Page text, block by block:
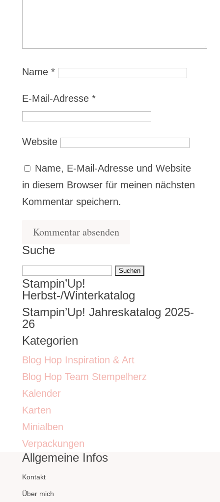
Name *
E-Mail-Adresse *
Website
Name, E-Mail-Adresse und Website
in diesem Browser für meinen nächsten
Kommentar speichern.
Suche
Suchen
nach:
Stampin’Up!
Herbst-/Winterkatalog
Stampin’Up! Jahreskatalog 2025-
26
Kategorien
Blog Hop Inspiration & Art
Blog Hop Team Stempelherz
Kalender
Karten
Minialben
Verpackungen
Allgemeine Infos
Kontakt
Über mich